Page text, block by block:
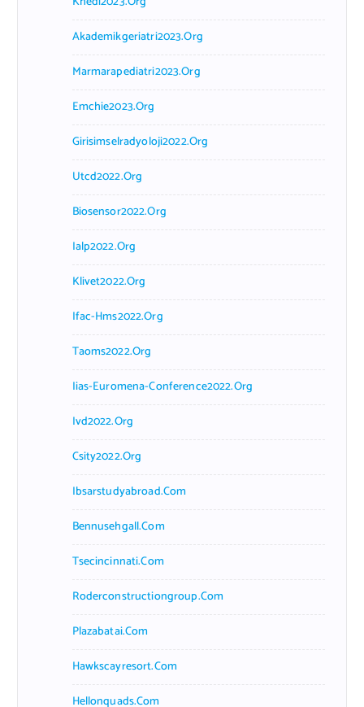
Akademikgeriatri2023.org
Marmarapediatri2023.org
Emchie2023.org
Girisimselradyoloji2022.org
Utcd2022.org
Biosensor2022.org
Ialp2022.org
Klivet2022.org
Ifac-Hms2022.org
Taoms2022.org
Iias-Euromena-Conference2022.org
Ivd2022.org
Csity2022.org
Ibsarstudyabroad.com
Bennusehgall.com
Tsecincinnati.com
Roderconstructiongroup.com
Plazabatai.com
Hawkscayresort.com
Hellonquads.com